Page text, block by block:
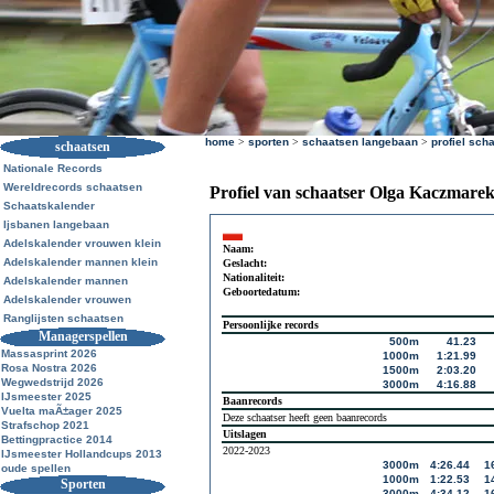
schaatsen
Nationale Records
Wereldrecords schaatsen
Schaatskalender
Ijsbanen langebaan
Adelskalender vrouwen klein
Adelskalender mannen klein
Adelskalender mannen
Adelskalender vrouwen
Ranglijsten schaatsen
Managerspellen
Massasprint 2026
Rosa Nostra 2026
Wegwedstrijd 2026
IJsmeester 2025
Vuelta maÃ±ager 2025
Strafschop 2021
Bettingpractice 2014
IJsmeester Hollandcups 2013
oude spellen
Sporten
home > sporten > schaatsen langebaan > profiel
Profiel van schaatser Olga Kaczmarek
Naam:
Geslacht:
Nationaliteit:
Geboortedatum:
Persoonlijke records
500m
41.23
1000m
1:21.99
1500m
2:03.20
3000m
4:16.88
Baanrecords
Deze schaatser heeft geen baanrecords
Uitslagen
2022-2023
3000m
4:26.44
1000m
1:22.53